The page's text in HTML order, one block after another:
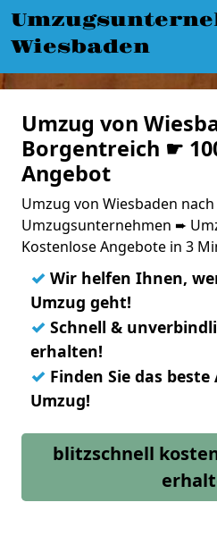
Wiesbaden
Umzug von
Borgentreich ☛
Angebot
Umzug von Wiesbaden
Umzugsunternehmen ➨
Kostenlose Angebote in 3
✓ Wir helfen Ihnen,
Umzug geht!
✓ Schnell &
erhalten!
✓ Finden Sie das
Umzug!
blitzschnell